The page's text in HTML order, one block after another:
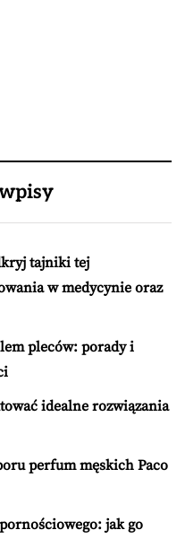
tajniki tej
w medycynie oraz
pleców: porady i
idealne rozwiązania
perfum męskich Paco
jak go